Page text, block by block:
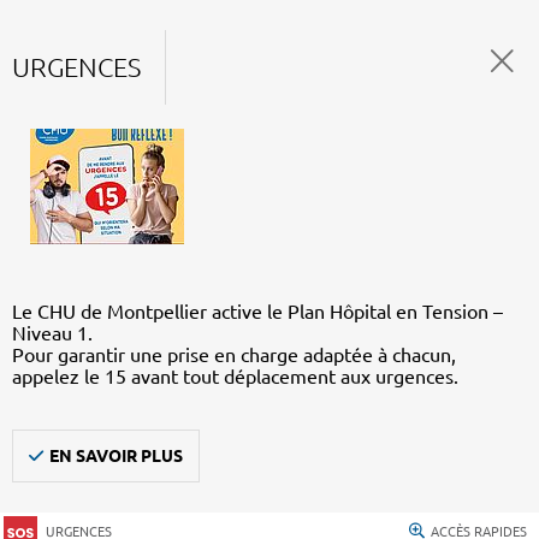
URGENCES
Le CHU de Montpellier active le Plan Hôpital en Tension –
Niveau 1.
Pour garantir une prise en charge adaptée à chacun,
appelez le 15 avant tout déplacement aux urgences.
EN SAVOIR PLUS
URGENCES ACCÈS RAPIDES